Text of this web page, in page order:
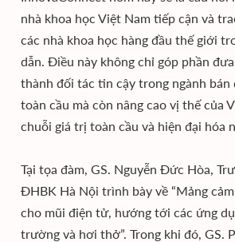
nhà khoa học Việt Nam tiếp cận và
các nhà khoa học hàng đầu thế giới
dẫn. Điều này không chỉ góp phần
thành đối tác tin cậy trong ngành bán
toàn cầu mà còn nâng cao vị thế của
chuỗi giá trị toàn cầu và hiện đại hóa
Tại tọa đàm, GS. Nguyễn Đức Hòa,
ĐHBK Hà Nội trình bày về “Mảng
cho mũi điện tử, hướng tới các ứng
trường và hơi thở”. Trong khi đó, GS.